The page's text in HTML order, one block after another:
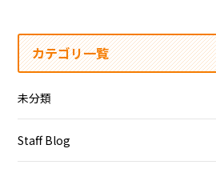
カテゴリ一覧
未分類
Staff Blog